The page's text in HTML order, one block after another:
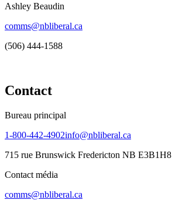
Ashley Beaudin
comms@nbliberal.ca
(506) 444-1588
Contact
Bureau principal
1-800-442-4902info@nbliberal.ca
715 rue Brunswick Fredericton NB E3B1H8
Contact média
comms@nbliberal.ca